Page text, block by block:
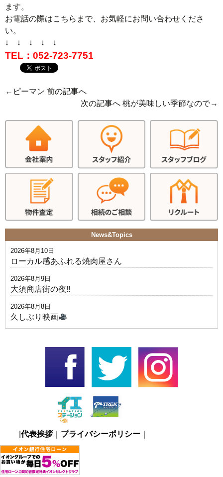
ます。
お電話の際はこちらまで、お気軽にお問い合わせくださ
い。
↓ ↓ ↓ ↓ ↓
TEL：052-723-7751
← ピーマン 前の記事へ
次の記事へ 桃が美味しい季節なので→
News&Topics
2026年8月10日
ローカル感あふれる焼肉屋さん
2026年8月9日
大須商店街の夜!!
2026年8月8日
久しぶり映画
|代表挨拶｜ プライバシーポリシー